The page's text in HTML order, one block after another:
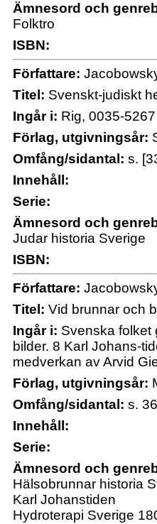
Ämnesord och
Folktro
ISBN:
Författare:
Titel: Svenskt-judiskt
Ingår i: Rig, 0035-
Förlag, utgivningsår:
Omfång/sidantal: s.
Innehåll:
Serie:
Ämnesord och
Judar historia Sverige
ISBN:
Författare:
Titel: Vid brunnar och
Ingår i: Svenska folket
bilder. 8 Karl Johans-
medverkan av Arvid
Förlag, utgivningsår:
Omfång/sidantal: s.
Innehåll:
Serie:
Ämnesord och
Hälsobrunnar historia
Karl Johanstiden
Hydroterapi Sverige